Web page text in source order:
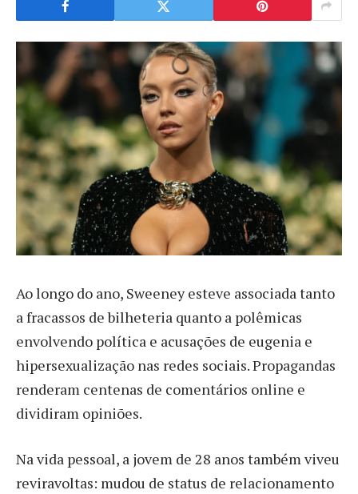
Ao longo do ano, Sweeney esteve associada tanto
a fracassos de bilheteria quanto a polêmicas
envolvendo política e acusações de eugenia e
hipersexualização nas redes sociais. Propagandas
renderam centenas de comentários online e
dividiram opiniões.
Na vida pessoal, a jovem de 28 anos também viveu
reviravoltas: mudou de status de relacionamento